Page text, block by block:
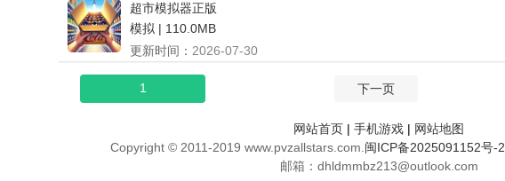
超市模拟器正版
模拟 | 110.0MB
更新时间： 2026-07-30
1 下一页
网站首页 | 手机游戏 | 网站地图
Copyright © 2011-2019 www.pvzallstars.com. 闽ICP备2025091152号-2
邮箱：dhldmmbz213@outlook.com